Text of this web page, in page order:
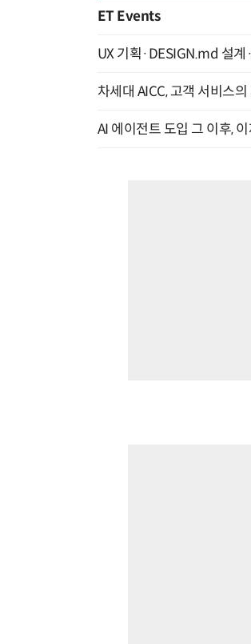
ET Events
UX 기획·DESIGN.md 설
차세대 AICC, 고객 서비스
AI 에이전트 도입 그 이후,